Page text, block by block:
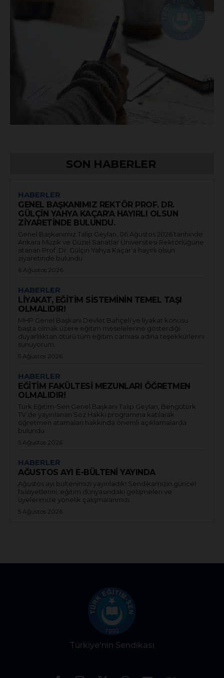
Türkiye'nin Sendikası